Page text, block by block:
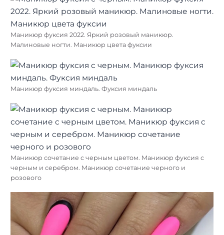
Маникюр фуксия 2022. Яркий розовый маникюр.
Малиновые ногти. Маникюр цвета фуксии
Маникюр фуксия миндаль. Фуксия миндаль
Маникюр сочетание с черным цветом. Маникюр фуксия с
черным и серебром. Маникюр сочетание черного и
розового